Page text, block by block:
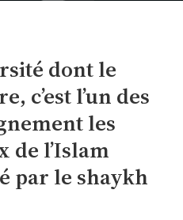
dont le
c’est l’un des
les
de l’Islam
par le shaykh